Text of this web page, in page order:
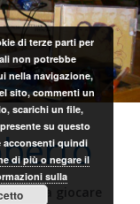
a giocare
di terze parti per
non potrebbe
nella navigazione,
sito, commenti un
scarichi un file,
su questo
acconsenti quindi
di più o negare il
sulla